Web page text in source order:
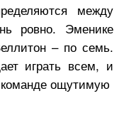
между
ровно. Эменике
– по семь.
играть всем, и
ощутимую